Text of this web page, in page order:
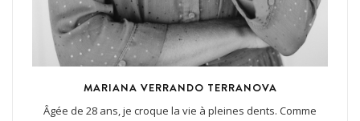
MARIANA VERRANDO TERRANOVA
Âgée de 28 ans, je croque la vie à pleines dents. Comme